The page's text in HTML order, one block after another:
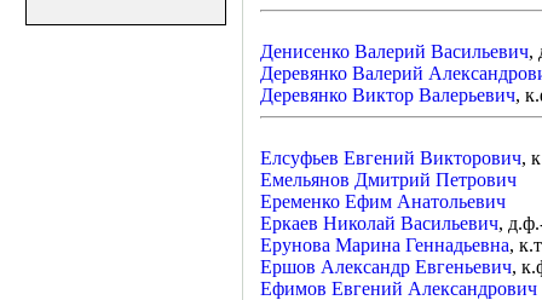
Денисенко Валерий Васильевич,
Деревянко Валерий
Деревянко Виктор Валерьевич,
Елсуфьев Евгений Викторович,
Емельянов Дмитрий Петрович
Еременко Ефим Анатольевич
Еркаев Николай Васильевич,
Ерунова Марина Геннадьевна,
Ершов Александр Евгеньевич,
Ефимов Евгений Александрович